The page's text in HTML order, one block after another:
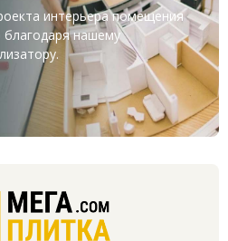
интерьера помещения
благодаря нашему
.